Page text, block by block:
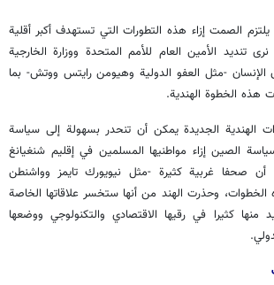
يلتزم الصمت إزاء هذه التطورات التي تستهدف أكبر أقلية
تنديد الأمين العام للأمم المتحدة ووزارة الخارجية
الإنسان -مثل العفو الدولية وهيومن رايتس ووتش- بما
هذه الخطوة الهندية.
الهندية الجديدة يمكن أن تنحدر بسهولة إلى سياسة
سياسة الصين إزاء مواطنيها المسلمين في إقليم شنغيانغ
أن صحفا غربية كثيرة -مثل نيويورك تايمز وواشنطن
وحذرت الهند من أنها ستخسر علاقاتها الخاصة
منها كثيرا في رقيها الاقتصادي والتكنولوجي ووضعها